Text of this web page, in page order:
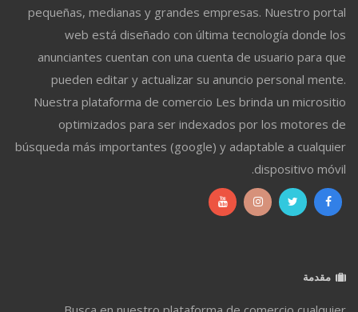
pequeñas, medianas y grandes empresas. Nuestro portal
web está diseñado con última tecnología donde los
anunciantes cuentan con una cuenta de usuario para que
pueden editar y actualizar su anuncio personal mente.
Nuestra plataforma de comercio Les brinda un micrositio
optimizados para ser indexados por los motores de
búsqueda más importantes (google) y adaptable a cualquier
dispositivo móvil.
مقدمة